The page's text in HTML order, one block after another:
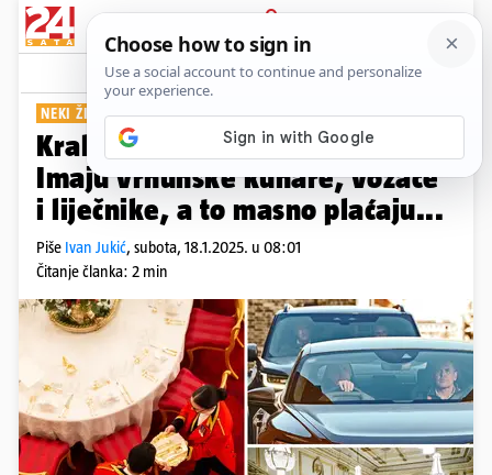
PRIJAVA
Show Komentari
NEKI ŽIVE SKROMNIJE
Kraljevske obitelji u Europi:
Imaju vrhunske kuhare, vozače
i liječnike, a to masno plaćaju...
Piše Ivan Jukić, subota, 18.1.2025. u 08:01
Čitanje članka: 2 min